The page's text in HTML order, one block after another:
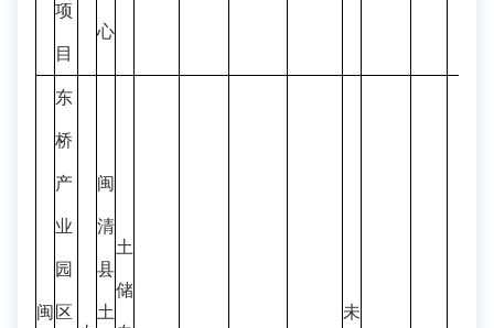
项
目
心
闽
东
桥
产
业
园
区
闽
清
县
土
土
储
未